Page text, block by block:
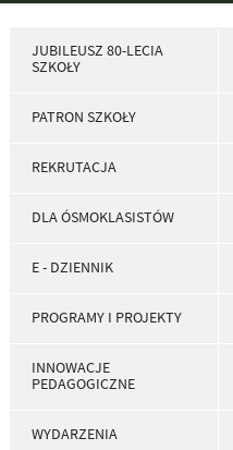
JUBILEUSZ 80-LECIA
SZKOŁY
PATRON SZKOŁY
REKRUTACJA
DLA ÓSMOKLASISTÓW
E - DZIENNIK
PROGRAMY I PROJEKTY
INNOWACJE
PEDAGOGICZNE
WYDARZENIA